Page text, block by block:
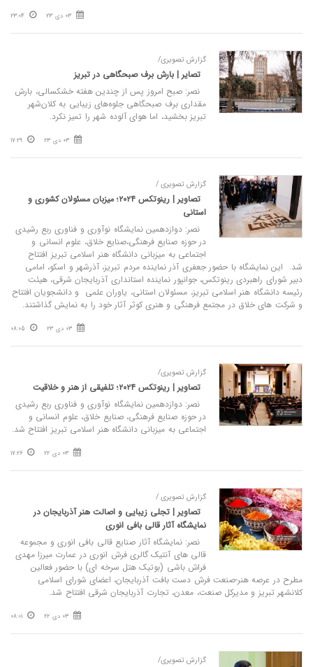
03 دی 23 23:04
گزارش تصویری/
تصایر | بارش برف صبحگاهی در تبریز
نصر: صبح امروز پس از چندین هفته خشکسالی، بارش
مقداری برف صبحگاهی جلوه‌های زیبایی به کلان‌شهر
تبریز بخشید، اما هوای آلوده شهر را تمیز نکرد.
03 دی 23 17:29
گزارش تصویری /
تصاویر | رینوتکس ۲۰۲۴؛ میزبان مسئولان کشوری و
استانی
نصر: دوازدهمین نمایشگاه نوآوری و فناوری ربع رشیدی
در حوزه صنایع فرهنگی،صنایع خلاق، علوم انسانی و
اجتماعی به میزبانی دانشگاه هنر اسلامی تبریز افتتاح
شد. این نمایشگاه با حضور جعفری آذر نماینده مردم تبریز، آذرشهر و اسکو، امامی
دبیر شورای راهبردی رینوتکس، جوانپور نماینده استانداری آذربایجان شرقی،‌ هیئت
رئیسه دانشگاه هنر اسلامی تبریز، مسئولان استانی، یاوران علمی و دانشجویان افتتاح
و شرکت های خلاق در مجتمع فرهنگی و هنری کوثر آثار خود را به نمایش گذاشتند.
03 دی 23 08:05
گزارش تصویری/
تصاویر | رینوتکس ۲۰۲۴؛ تلفیقی از هنر و خلاقیت
نصر: دوازدهمین نمایشگاه نوآوری و فناوری ربع رشیدی
در حوزه صنایع فرهنگی، صنایع خلاق، علوم انسانی و
اجتماعی به میزبانی دانشگاه هنر اسلامی تبریز افتتاح شد.
03 دی 22 17:26
گزارش تصویری /
تصاویر | تجلی زیبایی و اصالت هنر آذربایجان در
نمایشگاه آثار قالی بافی انوری
نصر: نمایشگاه آثار صنایع قالی بافی انوری و مجموعه
قالی های آنتیک گالری فرش انوری در عمارت میرزا مهدی
فراش باشی (بوتیک هتل سرخه ای) با حضور فعالین
مطرح در عرصه هنر-صنعت فرش دست بافت آذربایجان، اعضای شورای اسلامی
کلانشهر تبریز و مدیرکل صنعت، معدن، تجارت آذربایجان شرقی افتتاح شد.
03 دی 22 08:01
گزارش تصویری/